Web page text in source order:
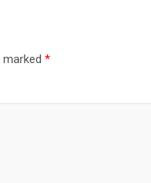
marked *